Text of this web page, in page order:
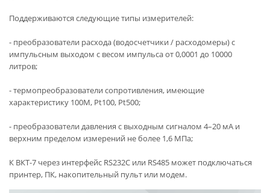
Поддерживаются следующие типы измерителей:
- преобразователи расхода (водосчетчики / расходомеры) с
импульсным выходом с весом импульса от 0,0001 до 10000
литров;
- термопреобразователи сопротивления, имеющие
характеристику 100М, Pt100, Pt500;
- преобразователи давления с выходным сигналом 4–20 мА и
верхним пределом измерений не более 1,6 МПа;
К ВКТ-7 через интерфейс RS232С или RS485 может подключаться
принтер, ПК, накопительный пульт или модем.